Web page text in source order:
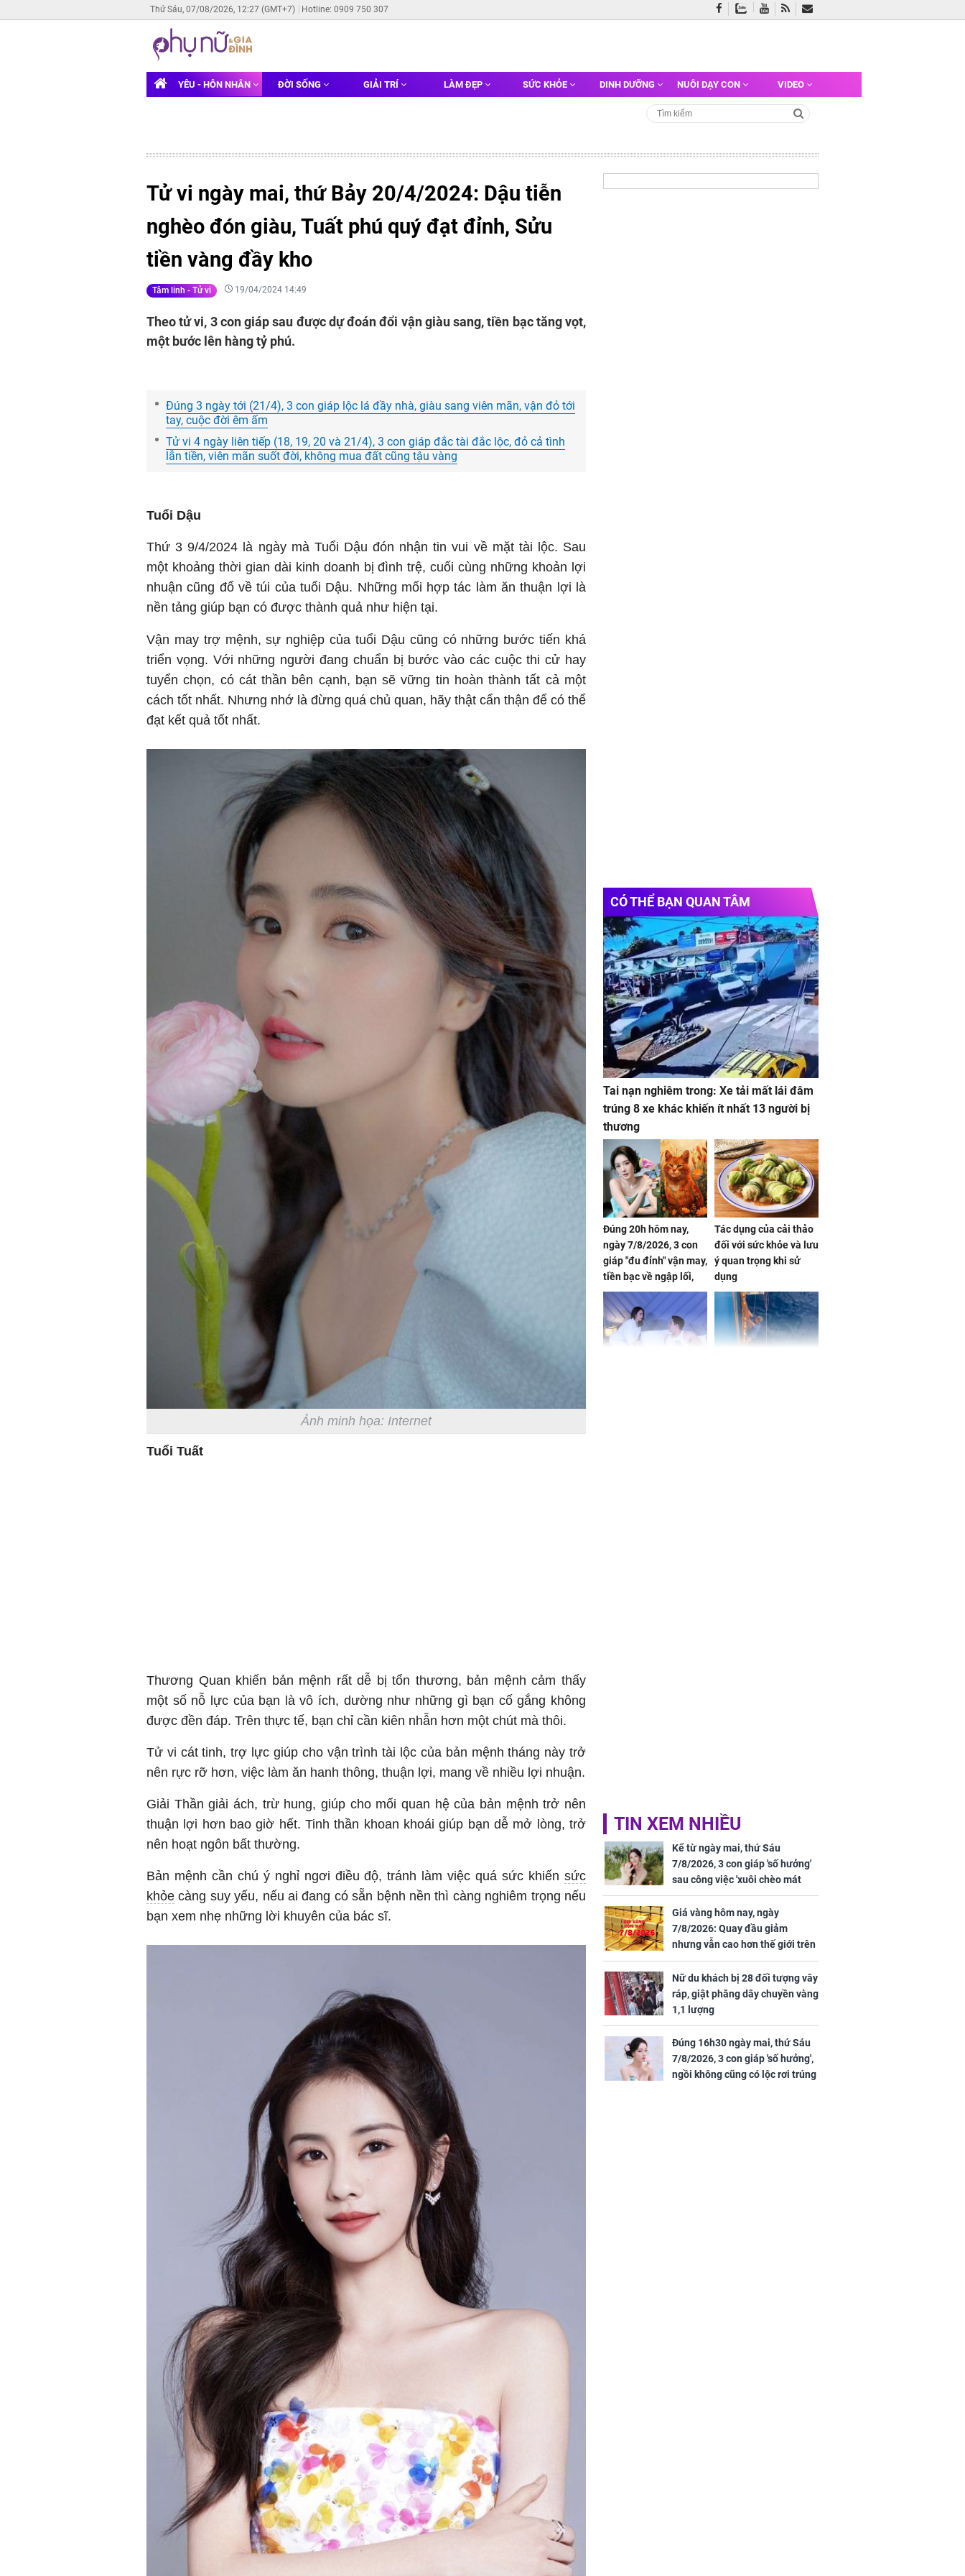
Thứ Sáu, 07/08/2026, 12:27 (GMT+7) Hotline: 0909 750 307
YÊU - HÔN NHÂN ĐỜI SỐNG GIẢI TRÍ LÀM ĐẸP SỨC KHỎE DINH DƯỠNG NUÔI DẠY CON VIDEO
Tử vi ngày mai, thứ Bảy 20/4/2024: Dậu tiễn
nghèo đón giàu, Tuất phú quý đạt đỉnh, Sửu
tiền vàng đầy kho
Tâm linh - Tử vi 19/04/2024 14:49
Theo tử vi, 3 con giáp sau được dự đoán đổi vận giàu sang, tiền bạc tăng vọt,
một bước lên hàng tỷ phú.
Đúng 3 ngày tới (21/4), 3 con giáp lộc lá đầy nhà, giàu sang viên mãn, vận đỏ tới
tay, cuộc đời êm ấm
Tử vi 4 ngày liên tiếp (18, 19, 20 và 21/4), 3 con giáp đắc tài đắc lộc, đỏ cả tình
lẫn tiền, viên mãn suốt đời, không mua đất cũng tậu vàng
Tuổi Dậu
Thứ 3 9/4/2024 là ngày mà Tuổi Dậu đón nhận tin vui về mặt tài lộc. Sau
một khoảng thời gian dài kinh doanh bị đình trệ, cuối cùng những khoản lợi
nhuận cũng đổ về túi của tuổi Dậu. Những mối hợp tác làm ăn thuận lợi là
nền tảng giúp bạn có được thành quả như hiện tại.
Vận may trợ mệnh, sự nghiệp của tuổi Dậu cũng có những bước tiến khá
triển vọng. Với những người đang chuẩn bị bước vào các cuộc thi cử hay
tuyển chọn, có cát thần bên cạnh, bạn sẽ vững tin hoàn thành tất cả một
cách tốt nhất. Nhưng nhớ là đừng quá chủ quan, hãy thật cẩn thận để có thể
đạt kết quả tốt nhất.
Ảnh minh họa: Internet
Tuổi Tuất
Thương Quan khiến bản mệnh rất dễ bị tổn thương, bản mệnh cảm thấy
một số nỗ lực của bạn là vô ích, dường như những gì bạn cố gắng không
được đền đáp. Trên thực tế, bạn chỉ cần kiên nhẫn hơn một chút mà thôi.
Tử vi cát tinh, trợ lực giúp cho vận trình tài lộc của bản mệnh tháng này trở
nên rực rỡ hơn, việc làm ăn hanh thông, thuận lợi, mang về nhiều lợi nhuận.
Giải Thần giải ách, trừ hung, giúp cho mối quan hệ của bản mệnh trở nên
thuận lợi hơn bao giờ hết. Tinh thần khoan khoái giúp bạn dễ mở lòng, trở
nên hoạt ngôn bất thường.
Bản mệnh cần chú ý nghỉ ngơi điều độ, tránh làm việc quá sức khiến sức
khỏe càng suy yếu, nếu ai đang có sẵn bệnh nền thì càng nghiêm trọng nếu
bạn xem nhẹ những lời khuyên của bác sĩ.
CÓ THỂ BẠN QUAN TÂM
Tai nạn nghiêm trong: Xe tải mất lái đâm
trúng 8 xe khác khiến ít nhất 13 người bị
thương
Đúng 20h hôm nay,
ngày 7/8/2026, 3 con
giáp "đu đỉnh" vận may,
tiền bạc về ngập lối,
đón lộc ấm no, tình
tiền viên mãn
Tác dụng của cải thảo
đối với sức khỏe và lưu
ý quan trọng khi sử
dụng
TIN XEM NHIỀU
Kể từ ngày mai, thứ Sáu
7/8/2026, 3 con giáp 'số hưởng'
sau công việc 'xuôi chèo mát
mái', tiền tài 'thu về như nước',
tình duyên viên mãn
Giá vàng hôm nay, ngày
7/8/2026: Quay đầu giảm
nhưng vẫn cao hơn thế giới trên
7 triệu đồng
Nữ du khách bị 28 đối tượng vây
ráp, giật phăng dây chuyền vàng
1,1 lượng
Đúng 16h30 ngày mai, thứ Sáu
7/8/2026, 3 con giáp 'số hưởng',
ngồi không cũng có lộc rơi trúng